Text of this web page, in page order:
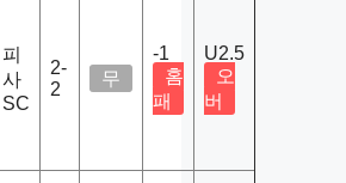
피
사
SC
2-
2
무
-1
홈
패
U2.5
오
버